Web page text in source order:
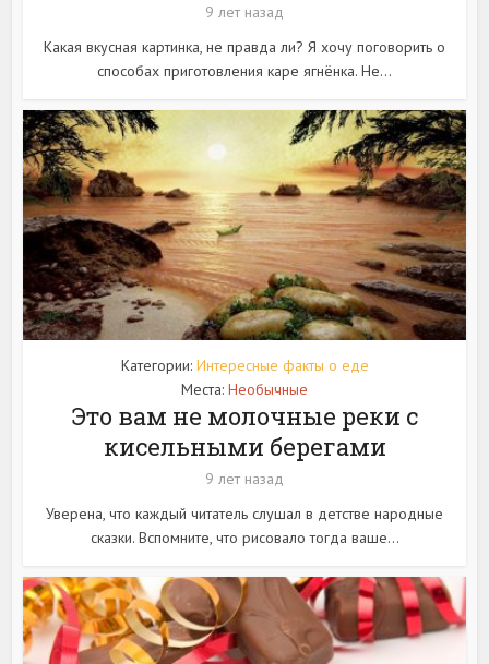
9 лет назад
Какая вкусная картинка, не правда ли? Я хочу поговорить о
способах приготовления каре ягнёнка. Не...
Категории: Интересные факты о еде
Места: Необычные
Это вам не молочные реки с
кисельными берегами
9 лет назад
Уверена, что каждый читатель слушал в детстве народные
сказки. Вспомните, что рисовало тогда ваше...